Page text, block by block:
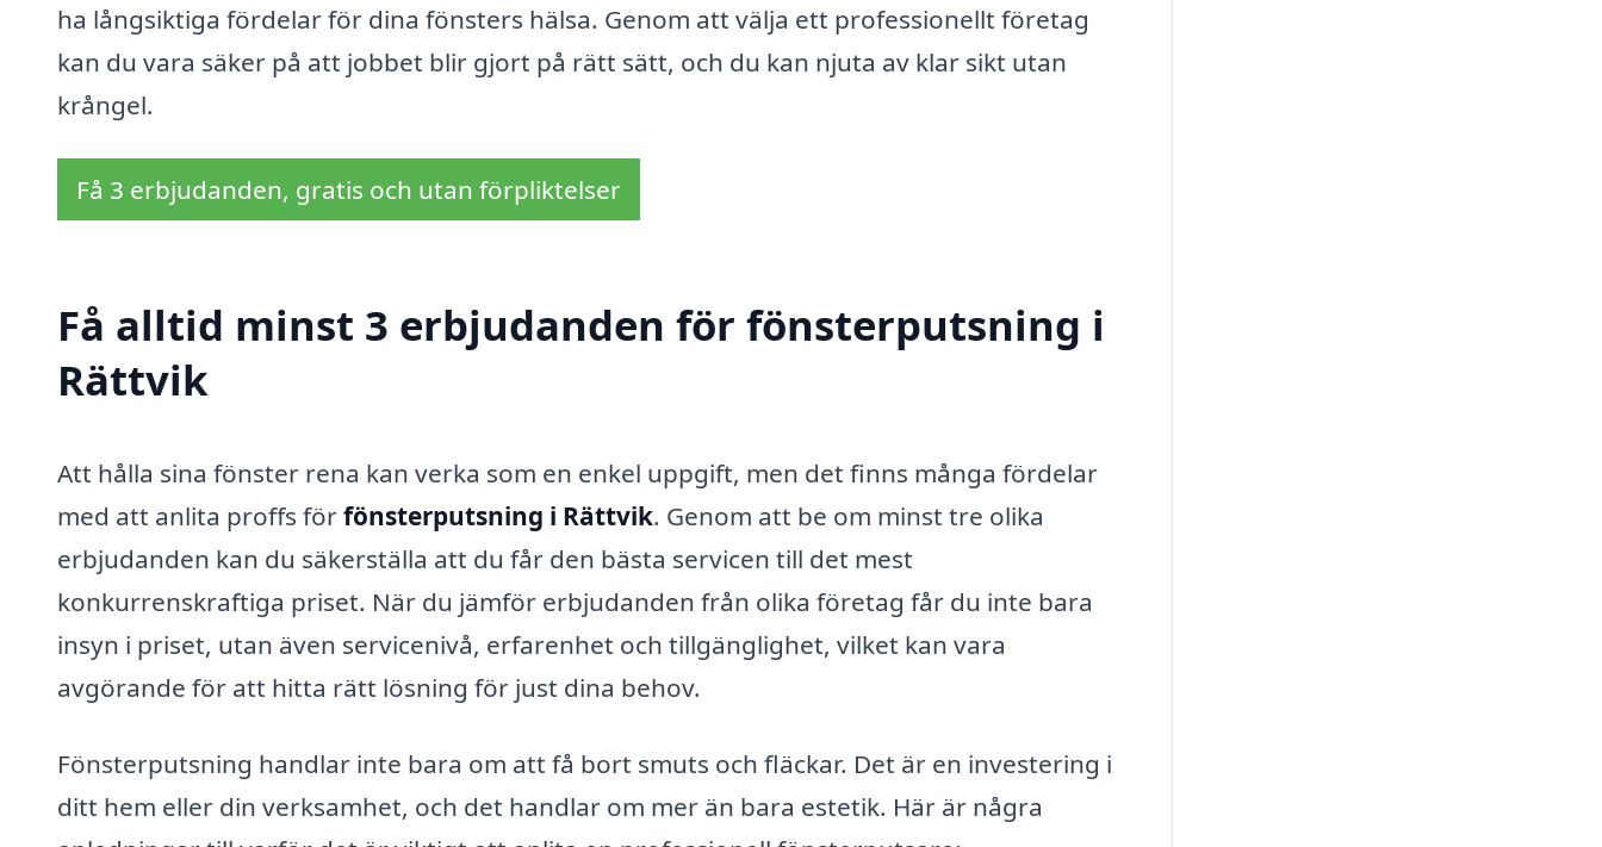
ha långsiktiga fördelar för dina fönsters hälsa. Genom att välja ett professionellt företag
kan du vara säker på att jobbet blir gjort på rätt sätt, och du kan njuta av klar sikt utan
krångel.
Få 3 erbjudanden, gratis och utan förpliktelser
Få alltid minst 3 erbjudanden för fönsterputsning i
Rättvik
Att hålla sina fönster rena kan verka som en enkel uppgift, men det finns många fördelar
med att anlita proffs förfönsterputsning i Rättvik. Genom att be om minst tre olika
erbjudanden kan du säkerställa att du får den bästa servicen till det mest
konkurrenskraftiga priset. När du jämför erbjudanden från olika företag får du inte bara
insyn i priset, utan även servicenivå, erfarenhet och tillgänglighet, vilket kan vara
avgörande för att hitta rätt lösning för just dina behov.
Fönsterputsning handlar inte bara om att få bort smuts och fläckar. Det är en investering i
ditt hem eller din verksamhet, och det handlar om mer än bara estetik. Här är några